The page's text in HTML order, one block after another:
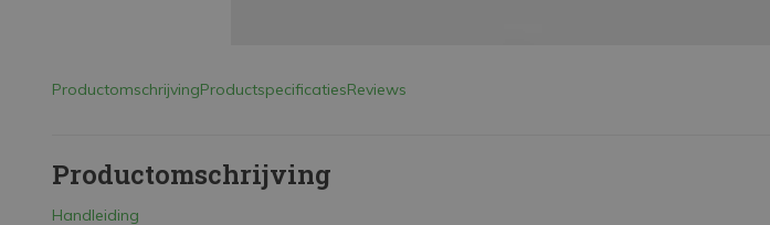
ProductomschrijvingProductspecificatiesReviews
Productomschrijving
Handleiding